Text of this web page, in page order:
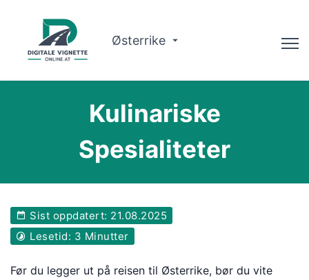
Østerrike
Ruteplanlegger
Sjekk gyldighet
Om oss
Norsk
Kulinariske
Spesialiteter
Sist oppdatert: 21.08.2025
Lesetid: 3 Minutter
Før du legger ut på reisen til Østerrike, bør du vite